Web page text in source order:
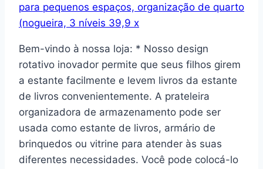
Bem-vindo à nossa loja: * Nosso design
rotativo inovador permite que seus filhos girem
a estante facilmente e levem livros da estante
de livros convenientemente. A prateleira
organizadora de armazenamento pode ser
usada como estante de livros, armário de
brinquedos ou vitrine para atender às suas
diferentes necessidades. Você pode colocá-lo